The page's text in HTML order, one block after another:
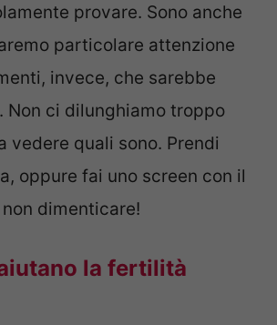
provare. Sono anche
particolare attenzione
invece, che sarebbe
Non ci dilunghiamo troppo
vedere quali sono. Prendi
oppure fai uno screen con il
dimenticare!
la fertilità